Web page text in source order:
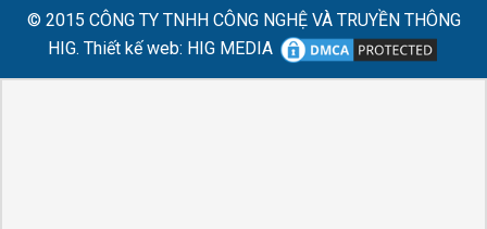
© 2015 CÔNG TY TNHH CÔNG NGHỆ VÀ TRUYỀN THÔNG
HIG. Thiết kế web: HIG MEDIA